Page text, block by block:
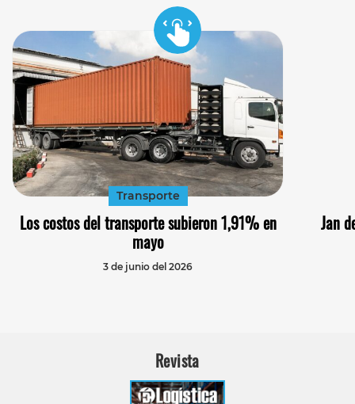
Transporte
Los costos del transporte subieron 1,91% en
mayo
3 de junio del 2026
Jan
Revista